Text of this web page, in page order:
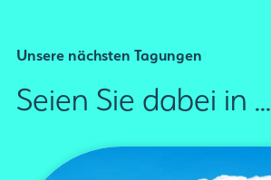
Unsere nächsten Tagungen
Seien Sie dabei in ...